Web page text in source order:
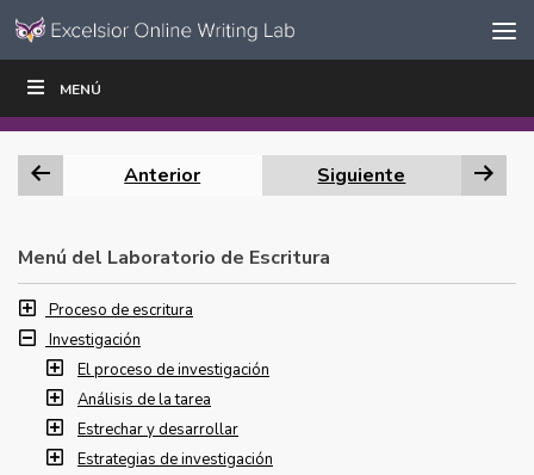
Ir al contenido
navegación
MENÚ
ESCRIBIR
Anterior Siguiente
Menú del Laboratorio de Escritura
Proceso de escritura
Investigación
El proceso de investigación
Análisis de la tarea
Estrechar y desarrollar
Estrategias de investigación